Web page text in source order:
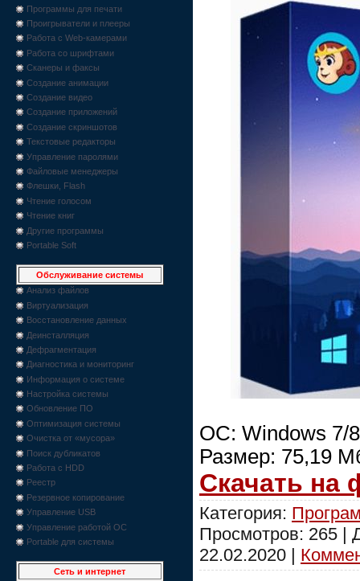
Программы для печати
Проигрыватели и плееры
Работа с Web-камерами
Работа со шрифтами
Сканеры и факсы
Создание анимации
Создание видео
Создание приложений
Создание скриншотов
Текстовые редакторы
Управление паролями
Файловые менеджеры
Флешки, Flash
Чтение голосом
Чтение книг
Другие программы
Portable Soft
Обслуживание системы
Анализ файлов
Виртуализация
Восстановление данных
Деинсталляция
Дефрагментация
Диагностика и мониторинг
Информация о системе
Настройка системы
Обновление ПО
Оптимизация системы
Очистка от «мусора»
Поиск дубликатов
Работа с HDD
Реестр
Резервное копирование
Управление USB
Управление работой ОС
Portable для системы
Сеть и интернет
ОС: Windows 7/
Размер: 75,19
Скачать на
Категория:
Просмотров: 265 |
22.02.2020 |